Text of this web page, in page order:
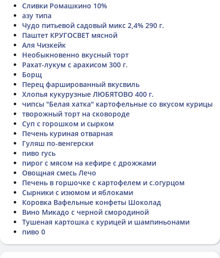
Сливки Ромашкино 10%
азу типа
Чудо питьевой садовый микс 2,4% 290 г.
Паштет КРУГОСВЕТ мясной
Аля Чизкейк
Необыкновенно вкусный торт
Рахат-лукум с арахисом 300 г.
Борщ
Перец фаршированный вкусвиль
Хлопья кукурузные ЛЮБЯТОВО 400 г.
чипсы "Белая хатка" картофельные со вкусом курицы
творожный торт на сковороде
Суп с горошком и сырком
Печень куриная отварная
Гуляш по-венгерски
пиво гусь
пирог с мясом на кефире с дрожжами
Овощная смесь Лечо
Печень в горшочке с картофелем и с.огурцом
Сырники с изюмом и яблоками
Коровка Вафельные конфеты Шоколад
Вино Микадо с черной смородиной
Тушеная картошка с курицей и шампиньонами
пиво 0